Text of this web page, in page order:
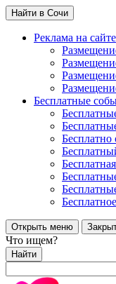
Найти в Сочи
Реклама на сайте
Бесплатные
Бесплатно
Открыть меню
Что ищем?
Найти